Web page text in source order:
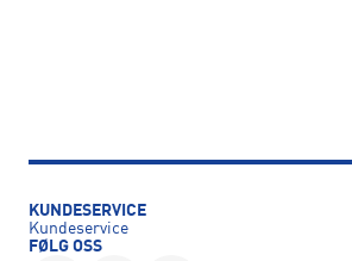
KUNDESERVICE
Kundeservice
FØLG OSS